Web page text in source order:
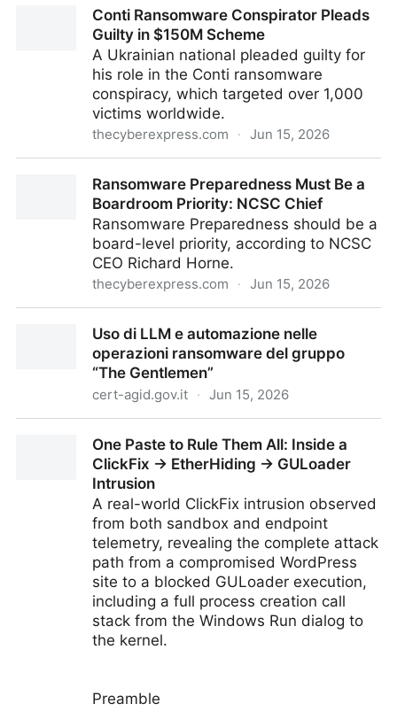
Polish public figures and their families
Conti Ransomware Conspirator Pleads
Guilty in $150M Scheme
A Ukrainian national pleaded guilty for
his role in the Conti ransomware
conspiracy, which targeted over 1,000
victims worldwide.
thecyberexpress.com · Jun 15, 2026
$150M SchemeRansomware Preparedness Must Be a
Boardroom Priority: NCSC Chief
Ransomware Preparedness should be a
board-level priority, according to NCSC
CEO Richard Horne.
thecyberexpress.com · Jun 15, 2026
Priority: NCSC ChiefUso di LLM e automazione nelle
operazioni ransomware del gruppo
“The Gentlemen”
cert-agid.gov.it · Jun 15, 2026
ransomware del gruppo “The Gentlemen”
One Paste to Rule Them All: Inside a
ClickFix → EtherHiding → GULoader
Intrusion
A real-world ClickFix intrusion observed
from both sandbox and endpoint
telemetry, revealing the complete attack
path from a compromised WordPress
site to a blocked GULoader execution,
including a full process creation call
stack from the Windows Run dialog to
the kernel.
Preamble